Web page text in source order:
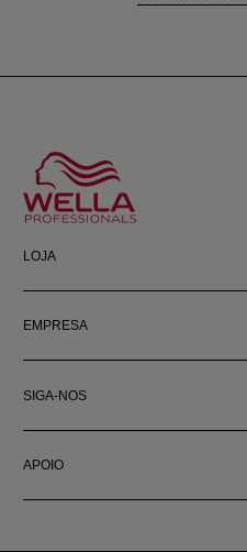
LOJA
EMPRESA
SIGA-NOS
APOIO